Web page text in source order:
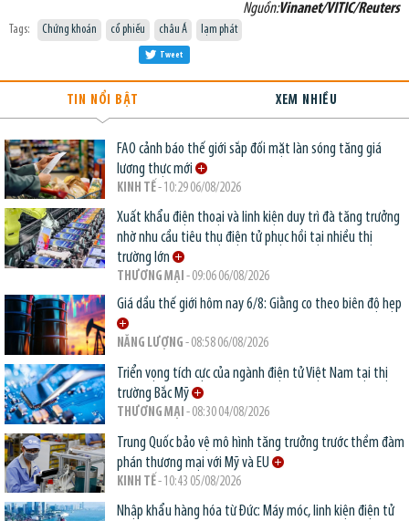
Nguồn:Vinanet/VITIC/Reuters
Tags: Chứng khoán cổ phiếu châu Á lạm phát
Tweet
TIN NỔI BẬT XEM NHIỀU
FAO cảnh báo thế giới sắp đối mặt làn sóng tăng giá
lương thực mới
KINH TẾ- 10:29 06/08/2026
Xuất khẩu điện thoại và linh kiện duy trì đà tăng trưởng
nhờ nhu cầu tiêu thụ điện tử phục hồi tại nhiều thị
trường lớn
THƯƠNG MẠI - 09:06 06/08/2026
Giá dầu thế giới hôm nay 6/8: Giằng co theo biên độ hẹp
NĂNG LƯỢNG - 08:58 06/08/2026
Triển vọng tích cực của ngành điện tử Việt Nam tại thị
trường Bắc Mỹ
THƯƠNG MẠI - 08:30 04/08/2026
Trung Quốc bảo vệ mô hình tăng trưởng trước thềm đàm
phán thương mại với Mỹ và EU
KINH TẾ- 10:43 05/08/2026
Nhập khẩu hàng hóa từ Đức: Máy móc, linh kiện điện tử